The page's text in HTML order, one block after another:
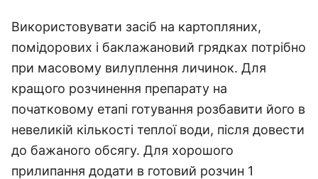
Використовувати засіб на картопляних,
помідорових і баклажановий грядках потрібно
при масовому вилуплення личинок. Для
кращого розчинення препарату на
початковому етапі готування розбавити його в
невеликій кількості теплої води, після довести
до бажаного обсягу. Для хорошого
прилипання додати в готовий розчин 1